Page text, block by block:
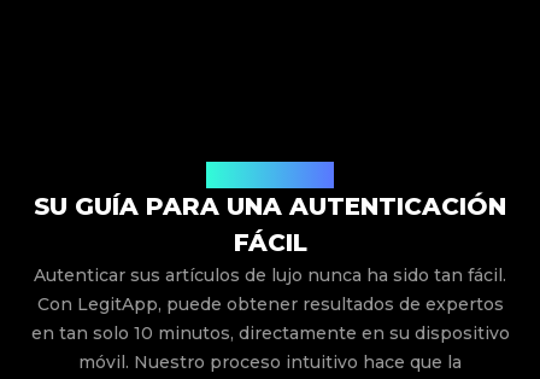
SU GUÍA PARA UNA AUTENTICACIÓN
FÁCIL
Autenticar sus artículos de lujo nunca ha sido tan fácil.
Con LegitApp, puede obtener resultados de expertos
en tan solo 10 minutos, directamente en su dispositivo
móvil. Nuestro proceso intuitivo hace que la